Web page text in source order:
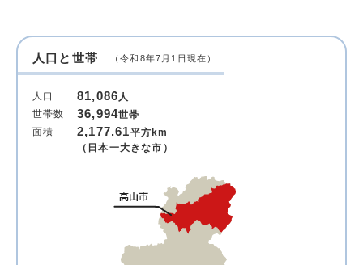
人口と世帯 （令和8年7月1日現在）
人口 81,086人
世帯数
36,994世帯
面積
2,177.61平方km
（日本一大きな市）